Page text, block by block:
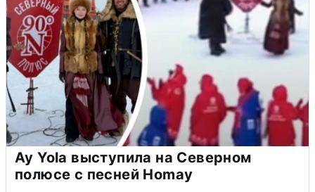
Ay Yola выступила на Северном
полюсе с песней Homay